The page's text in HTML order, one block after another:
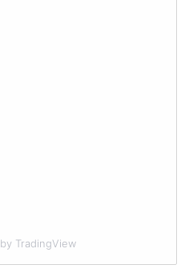
by TradingView